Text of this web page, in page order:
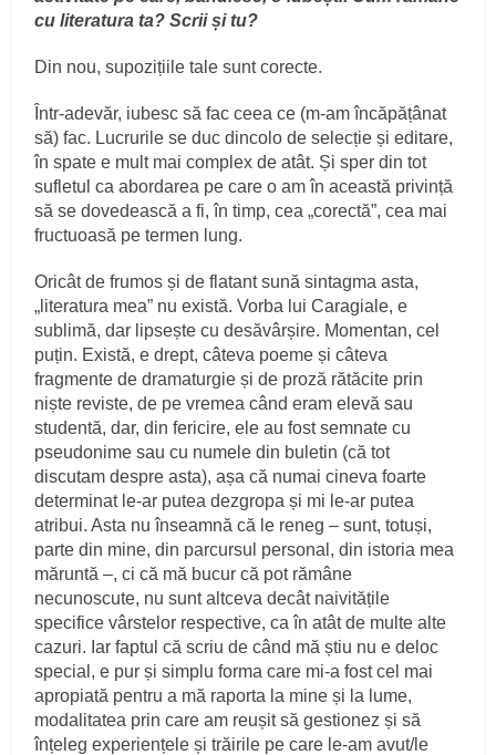
cu literatura ta? Scrii și tu?
Din nou, supozițiile tale sunt corecte.
Într-adevăr, iubesc să fac ceea ce (m-am încăpățânat
să) fac. Lucrurile se duc dincolo de selecție și editare,
în spate e mult mai complex de atât. Și sper din tot
sufletul ca abordarea pe care o am în această privință
să se dovedească a fi, în timp, cea „corectă”, cea mai
fructuoasă pe termen lung.
Oricât de frumos și de flatant sună sintagma asta,
„literatura mea” nu există. Vorba lui Caragiale, e
sublimă, dar lipsește cu desăvârșire. Momentan, cel
puțin. Există, e drept, câteva poeme și câteva
fragmente de dramaturgie și de proză rătăcite prin
niște reviste, de pe vremea când eram elevă sau
studentă, dar, din fericire, ele au fost semnate cu
pseudonime sau cu numele din buletin (că tot
discutam despre asta), așa că numai cineva foarte
determinat le-ar putea dezgropa și mi le-ar putea
atribui. Asta nu înseamnă că le reneg – sunt, totuși,
parte din mine, din parcursul personal, din istoria mea
măruntă –, ci că mă bucur că pot rămâne
necunoscute, nu sunt altceva decât naivitățile
specifice vârstelor respective, ca în atât de multe alte
cazuri. Iar faptul că scriu de când mă știu nu e deloc
special, e pur și simplu forma care mi-a fost cel mai
apropiată pentru a mă raporta la mine și la lume,
modalitatea prin care am reușit să gestionez și să
înțeleg experiențele și trăirile pe care le-am avut/le